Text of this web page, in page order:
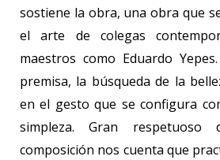
sostiene la obra, una obra que
el arte de colegas
maestros como Eduardo
premisa, la búsqueda de la
en el gesto que se configura
simpleza. Gran
composición nos cuenta que